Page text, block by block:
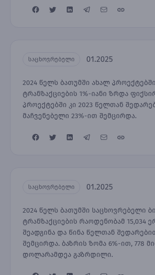
საცხოვრებელი 01.2025
2024 წელს ბათუმში ახალ პროექტებში
ტრანზაქციების 1%-იანი ზრდა
პროექტებში კი 2023 წელთან
მაჩვენებელი 23%-ით შემცირდა.
საცხოვრებელი 01.2025
2024 წელს ბათუმში საცხოვრებელი
ტრანზაქციების რაოდენობამ 15,034
შეადგინა და წინა წელთან
შემცირდა. ბაზრის ზომა 6%-ით, 778
დოლარამდეა გაზრდილი.